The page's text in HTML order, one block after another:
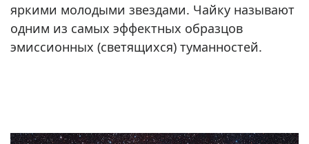
яркими молодыми звездами. Чайку называют
одним из самых эффектных образцов
эмиссионных (светящихся) туманностей.